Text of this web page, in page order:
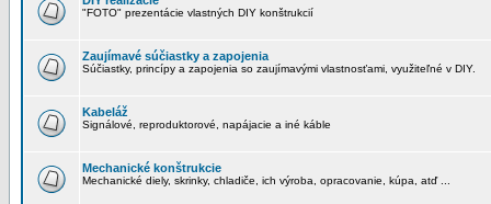
"FOTO" prezentácie vlastných DIY konštrukcií
Zaujímavé súčiastky a zapojenia
Súčiastky, princípy a zapojenia so zaujímavými vlastnosťami, využiteľné v DIY.
Kabeláž
Signálové, reproduktorové, napájacie a iné káble
Mechanické konštrukcie
Mechanické diely, skrinky, chladiče, ich výroba, opracovanie, kúpa, atď ...